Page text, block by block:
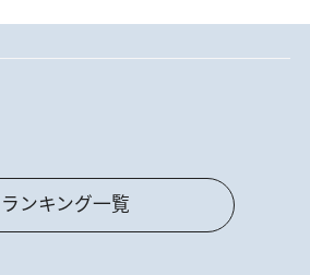
ランキング一覧